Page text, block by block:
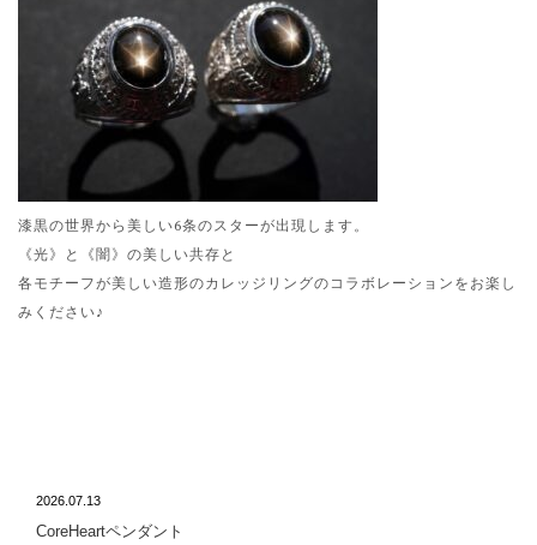
漆黒の世界から美しい6条のスターが出現します。
《光》と《闇》の美しい共存と
各モチーフが美しい造形のカレッジリングのコラボレーションをお楽し
みください♪
2026.07.13
CoreHeartペンダント